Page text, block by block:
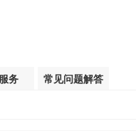
务 常见问题解答